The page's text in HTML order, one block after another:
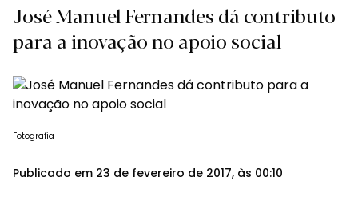
José Manuel Fernandes dá contributo
para a inovação no apoio social
Fotografia
Publicado em 23 de fevereiro de 2017, às 00:10